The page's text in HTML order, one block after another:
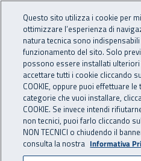
INAIL -
Navigazione
Navigazione - Ti trovi in:
Home Inail comunica News
10 febbraio 2020
Questo sito utilizza i cookie per
ottimizzare l’esperienza di
natura tecnica sono
funzionamento del sito. Solo
possono essere installati
accettare tutti i cookie cliccando
COOKIE, oppure puoi effettuare
categorie che vuoi installare,
COOKIE. Se invece intendi
non tecnici, puoi farlo cliccando
NON TECNICI o chiudendo il
consulta la nostra Informativa